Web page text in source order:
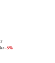
-5%